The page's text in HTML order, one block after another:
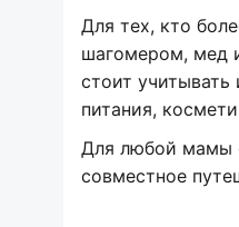
Для тех, кто
шагомером, мед
стоит
питания,
Для любой мамы
совместное